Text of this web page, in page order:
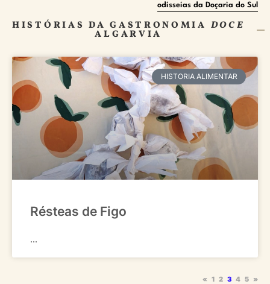
odisseias da Doçaria do Sul
HISTÓRIAS DA GASTRONOMIA DOCE
ALGARVIA
HISTORIA ALIMENTAR
Résteas de Figo
...
« 1 2 3 4 5 »